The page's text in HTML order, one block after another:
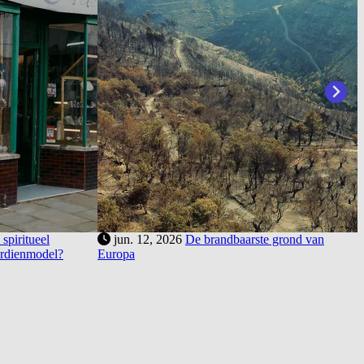
jun. 12, 2026 De brandbaarste grond van
Europa